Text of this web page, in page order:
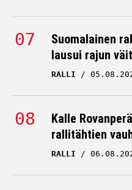
Suomalainen
lausui rajun
RALLI
Kalle
rallitähtien
RALLI